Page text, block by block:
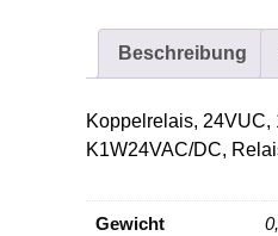
Beschreibung
Koppelrelais, 24VUC,
K1W24VAC/DC,
Gewicht